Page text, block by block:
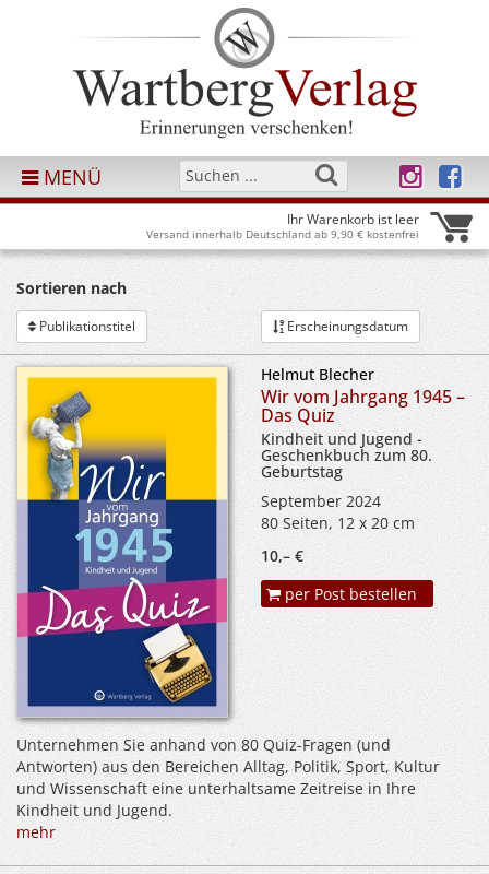
MENÜ
Ihr Warenkorb ist leer
Versand innerhalb Deutschland ab 9,90 € kostenfrei
Sortieren nach
Publikationstitel Erscheinungsdatum
Helmut Blecher
Wir vom Jahrgang 1945 –
Das Quiz
Kindheit und Jugend -
Geschenkbuch zum 80.
Geburtstag
September 2024
80 Seiten, 12 x 20 cm
10,– €
per Post bestellen
Unternehmen Sie anhand von 80 Quiz-Fragen (und
Antworten) aus den Bereichen Alltag, Politik, Sport, Kultur
und Wissenschaft eine unterhaltsame Zeitreise in Ihre
Kindheit und Jugend.
mehr